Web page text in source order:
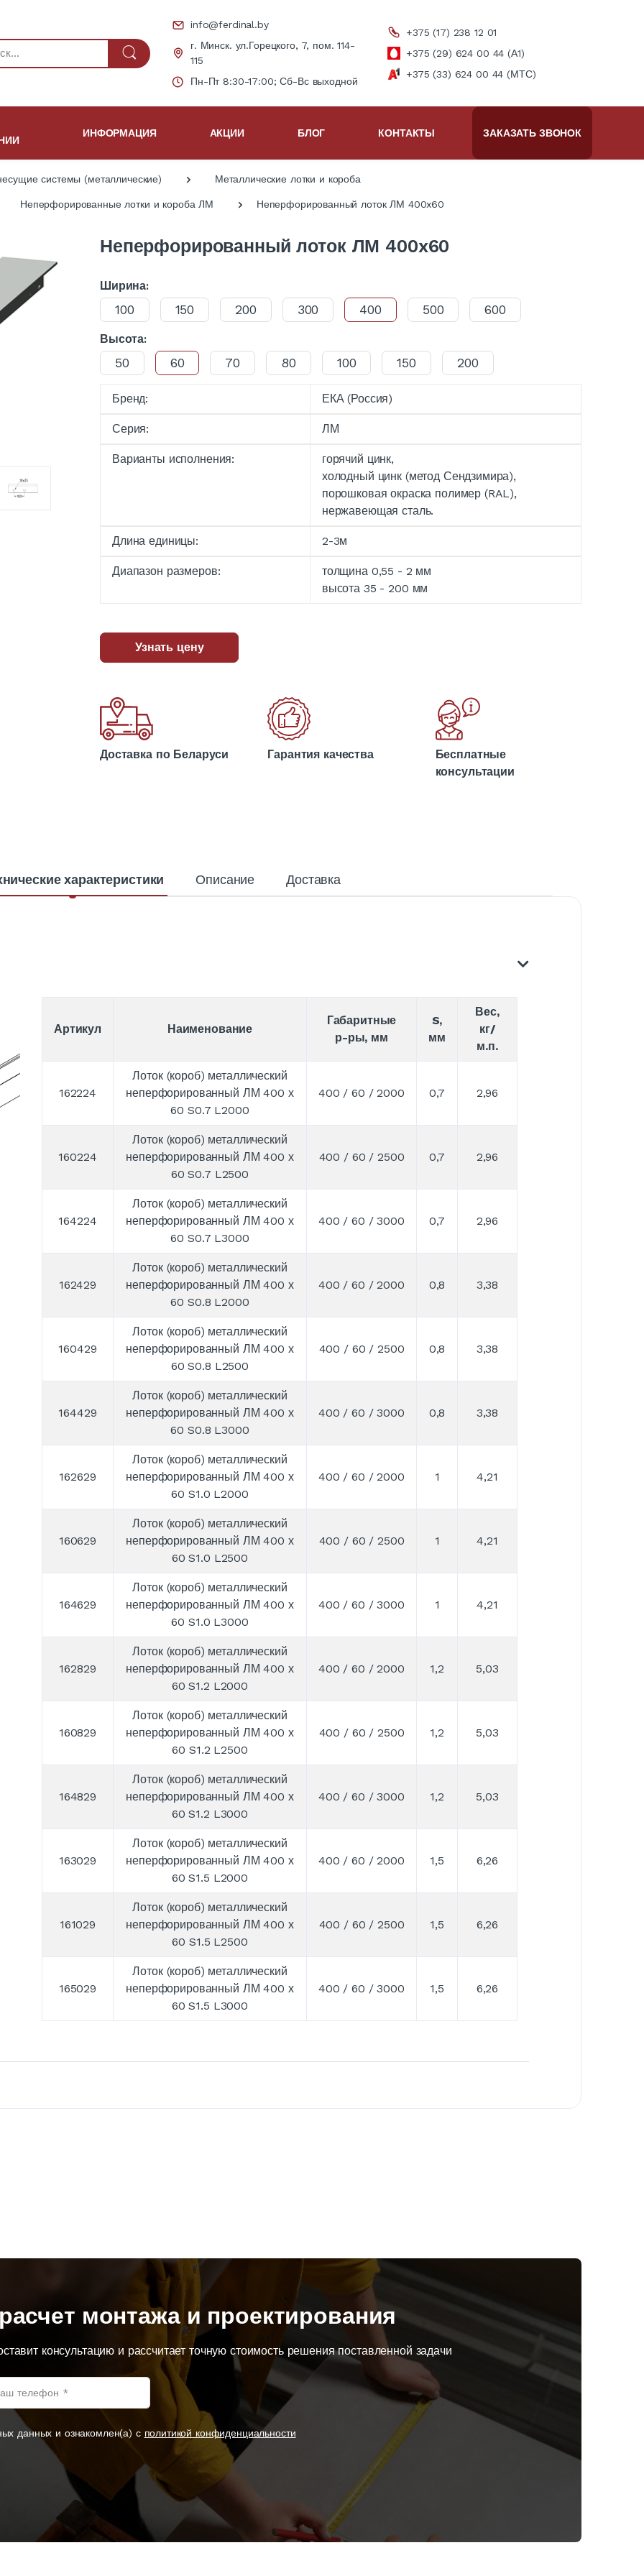
info@ferdinal.by
г. Минск. ул.Горецкого, 7, пом. 114-
115
Пн-Пт 8:30-17:00; Сб-Вс выходной
+375 (17) 238 12 01
+375 (29) 624 00 44 (А1)
+375 (33) 624 00 44 (МТС)
ИНФОРМАЦИЯ АКЦИИ БЛОГ КОНТАКТЫ ЗАКАЗАТЬ ЗВОНОК
системы (металлические) Металлические лотки и короба
Неперфорированные лотки и короба ЛМ Неперфорированный лоток ЛМ 400x60
Неперфорированный лоток ЛМ 400x60
Ширина:
100 150 200 300 400 500 600
Высота:
50 60 70 80 100 150 200
Бренд: ЕКА (Россия)
Серия: ЛМ
Варианты исполнения:
горячий цинк,
холодный цинк (метод Сендзимира),
порошковая окраска полимер (RAL),
нержавеющая сталь.
Длина единицы: 2-3м
Диапазон размеров:
толщина 0,55 - 2 мм
высота 35 - 200 мм
Узнать цену
Доставка по Беларуси Гарантия качества
Бесплатные
консультации
характеристики Описание Доставка
Артикул Наименование
Габаритные
р-ры, мм
S,
мм
Вес,
кг/
м.п.
162224
Лоток (короб) металлический
неперфорированный ЛМ 400 х
60 S0.7 L2000
400 / 60 / 2000 0,7 2,96
160224
Лоток (короб) металлический
неперфорированный ЛМ 400 х
60 S0.7 L2500
400 / 60 / 2500 0,7 2,96
164224
Лоток (короб) металлический
неперфорированный ЛМ 400 х
60 S0.7 L3000
400 / 60 / 3000 0,7 2,96
162429
Лоток (короб) металлический
неперфорированный ЛМ 400 х
60 S0.8 L2000
400 / 60 / 2000 0,8 3,38
160429
Лоток (короб) металлический
неперфорированный ЛМ 400 х
60 S0.8 L2500
400 / 60 / 2500 0,8 3,38
164429
Лоток (короб) металлический
неперфорированный ЛМ 400 х
60 S0.8 L3000
400 / 60 / 3000 0,8 3,38
162629
Лоток (короб) металлический
неперфорированный ЛМ 400 х
60 S1.0 L2000
400 / 60 / 2000 1 4,21
160629
Лоток (короб) металлический
неперфорированный ЛМ 400 х
60 S1.0 L2500
400 / 60 / 2500 1 4,21
164629
Лоток (короб) металлический
неперфорированный ЛМ 400 х
60 S1.0 L3000
400 / 60 / 3000 1 4,21
162829
Лоток (короб) металлический
неперфорированный ЛМ 400 х
60 S1.2 L2000
400 / 60 / 2000 1,2 5,03
160829
Лоток (короб) металлический
неперфорированный ЛМ 400 х
60 S1.2 L2500
400 / 60 / 2500 1,2 5,03
164829
Лоток (короб) металлический
неперфорированный ЛМ 400 х
60 S1.2 L3000
400 / 60 / 3000 1,2 5,03
163029
Лоток (короб) металлический
неперфорированный ЛМ 400 х
60 S1.5 L2000
400 / 60 / 2000 1,5 6,26
161029
Лоток (короб) металлический
неперфорированный ЛМ 400 х
60 S1.5 L2500
400 / 60 / 2500 1,5 6,26
165029
Лоток (короб) металлический
неперфорированный ЛМ 400 х
60 S1.5 L3000
400 / 60 / 3000 1,5 6,26
монтажа и проектирования
консультацию и рассчитает точную стоимость решения поставленной задачи
данных и ознакомлен(а) с политикой конфиденциальности